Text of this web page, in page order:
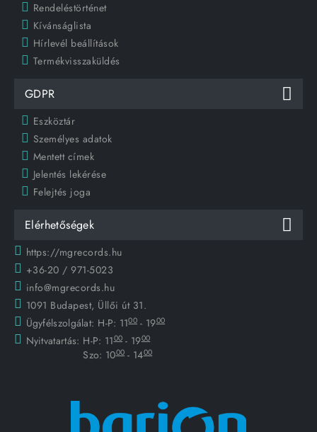
Rendeléstörténet
Kívánságlista
Hírlevél beállítások
Termékvisszaküldés
GDPR
Eszköztár
Személyes adatok
Mentett címek
Jelentés lekérése
Felejtés joga
Elérhetőségek
https://mgrecords.hu
+36-20 / 971-5023
info@mgrecords.hu
1091 Budapest, Üllői út 31.
Ügyfélszolgálat: H-P: 1100 - 1900
Nyitvatartás: H-P: 1100 - 1900
Szo: 1000 - 1400